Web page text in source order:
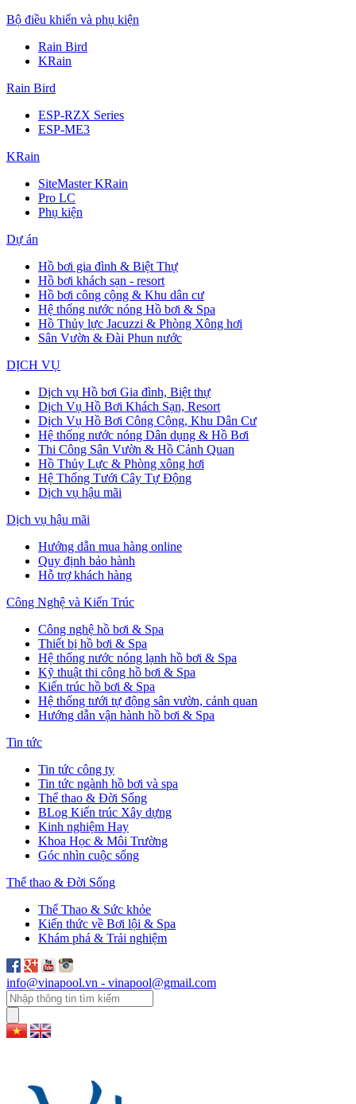
Bộ điều khiển và phụ kiện
Rain Bird
KRain
Rain Bird
ESP-RZX Series
ESP-ME3
KRain
SiteMaster KRain
Pro LC
Phụ kiện
Dự án
Hồ bơi gia đình & Biệt Thự
Hồ bơi khách sạn - resort
Hồ bơi công cộng & Khu dân cư
Hệ thống nước nóng Hồ bơi & Spa
Hồ Thủy lực Jacuzzi & Phòng Xông hơi
Sân Vườn & Đài Phun nước
DỊCH VỤ
Dịch vụ Hồ bơi Gia đình, Biệt thự
Dịch Vụ Hồ Bơi Khách Sạn, Resort
Dịch Vụ Hồ Bơi Công Cộng, Khu Dân Cư
Hệ thống nước nóng Dân dụng & Hồ Bơi
Thi Công Sân Vườn & Hồ Cảnh Quan
Hồ Thủy Lực & Phòng xông hơi
Hệ Thống Tưới Cây Tự Động
Dịch vụ hậu mãi
Dịch vụ hậu mãi
Hướng dẫn mua hàng online
Quy định bảo hành
Hỗ trợ khách hàng
Công Nghệ và Kiến Trúc
Công nghệ hồ bơi & Spa
Thiết bị hồ bơi & Spa
Hệ thống nước nóng lạnh hồ bơi & Spa
Kỹ thuật thi công hồ bơi & Spa
Kiến trúc hồ bơi & Spa
Hệ thống tưới tự động sân vườn, cảnh quan
Hướng dẫn vận hành hồ bơi & Spa
Tin tức
Tin tức công ty
Tin tức ngành hồ bơi và spa
Thể thao & Đời Sống
BLog Kiến trúc Xây dựng
Kinh nghiệm Hay
Khoa Học & Môi Trường
Góc nhìn cuộc sống
Thể thao & Đời Sống
Thể Thao & Sức khỏe
Kiến thức về Bơi lội & Spa
Khám phá & Trải nghiệm
info@vinapool.vn - vinapool@gmail.com